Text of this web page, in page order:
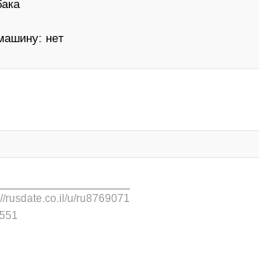
нет
rusdate.co.il/u/ru8769071